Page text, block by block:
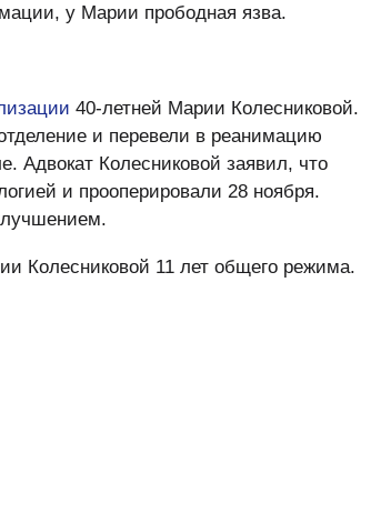
у Марии прободная язва.
40-летней Марии Колесниковой.
и перевели в реанимацию
Адвокат Колесниковой заявил, что
и прооперировали 28 ноября.
Колесниковой 11 лет общего режима.